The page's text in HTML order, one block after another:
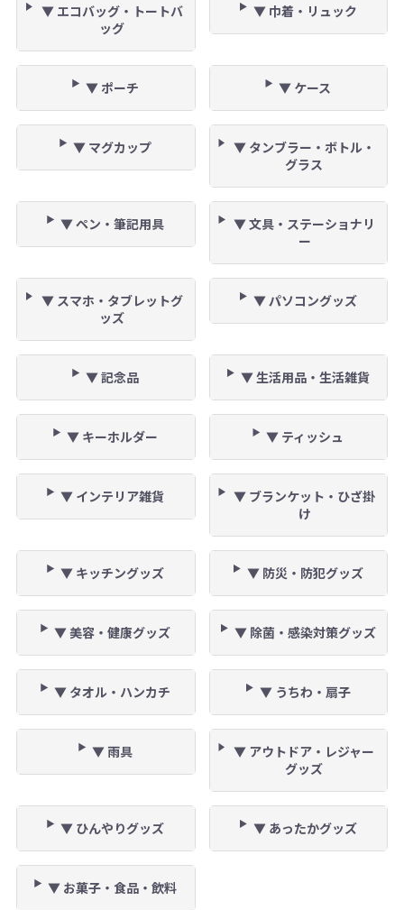
▼ エコバッグ・トートバ
ッグ
▼ 巾着・リュック
▼ ポーチ ▼ ケース
▼ マグカップ
▼ タンブラー・ボトル・
グラス
▼ ペン・筆記用具
▼ 文具・ステーショナリ
ー
▼ スマホ・タブレットグ
ッズ
▼ パソコングッズ
▼ 記念品 ▼ 生活用品・生活雑貨
▼ キーホルダー ▼ ティッシュ
▼ インテリア雑貨
▼ ブランケット・ひざ掛
け
▼ キッチングッズ ▼ 防災・防犯グッズ
▼ 美容・健康グッズ ▼ 除菌・感染対策グッズ
▼ タオル・ハンカチ ▼ うちわ・扇子
▼ 雨具
▼ アウトドア・レジャー
グッズ
▼ ひんやりグッズ ▼ あったかグッズ
▼ お菓子・食品・飲料